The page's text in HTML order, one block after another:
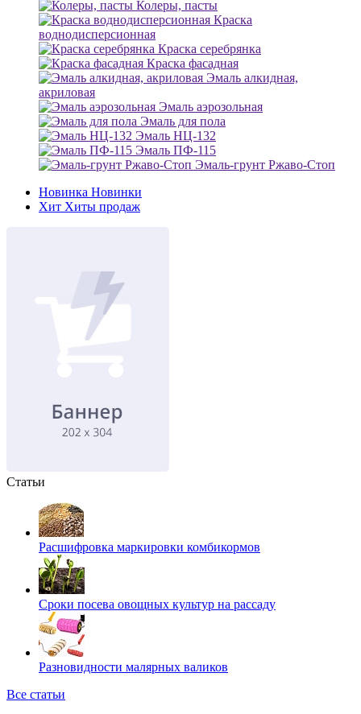
Колеры, пасты
Краска
воднодисперсионная
Краска серебрянка
Краска фасадная
Эмаль алкидная,
акриловая
Эмаль аэрозольная
Эмаль для пола
Эмаль НЦ-132
Эмаль ПФ-115
Эмаль-грунт Ржаво-Стоп
Новинка Новинки
Хит Хиты продаж
Статьи
Расшифровка маркировки комбикормов
Сроки посева овощных культур на рассаду
Разновидности малярных валиков
Все статьи